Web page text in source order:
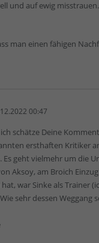
und auf ewig
man einen fähigen
00:47
schätze Deine
ersthaften Kritiker
geht vielmehr um die
Aksoy, am Broich
war Sinke als Trainer
sehr dessen